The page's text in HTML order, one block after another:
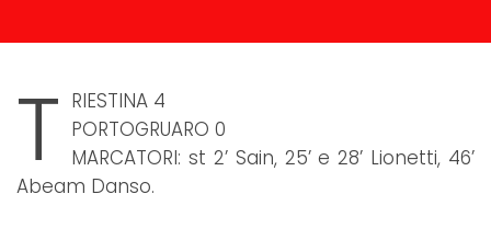
T RIESTINA 4
PORTOGRUARO 0
MARCATORI: st 2’ Sain, 25’ e 28’ Lionetti, 46’
Abeam Danso.